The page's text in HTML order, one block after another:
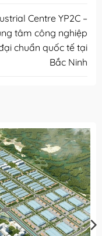
Centre YP2C –
tâm công nghiệp
chuẩn quốc tế tại
Bắc Ninh